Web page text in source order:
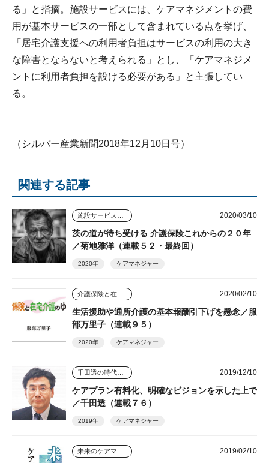
る」と指摘。施設サービスには、ケアマネジメントの費
用が基本サービスの一部として含まれている点を挙げ、
「居宅介護支援への利用者負担はサービスの利用の大き
な障害とならないと考えられる」とし、「ケアマネジメ
ントに利用者負担を設ける必要がある」と主張してい
る。
（シルバー産業新聞2018年12月10日号）
関連する記事
2020/03/10
茨の道が待ち受ける 介護保険これからの２０年
／菊地雅洋（連載５２・最終回）
2020年 ケアマネジャー
2020/02/10
生活援助や通所介護の基本報酬引下げを懸念／服
部万里子（連載９５）
2020年 ケアマネジャー
2019/12/10
ケアプラン有料化、明確なビジョンを示した上で
／千田透（連載７６）
2019年 ケアマネジャー
2019/02/10